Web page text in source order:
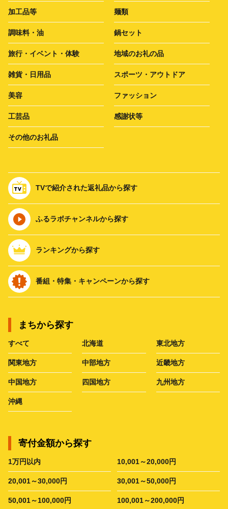
加工品等 麺類
調味料・油 鍋セット
旅行・イベント・体験 地域のお礼の品
雑貨・日用品 スポーツ・アウトドア
美容 ファッション
工芸品 感謝状等
その他のお礼品
TVで紹介された返礼品から探す
ふるラボチャンネルから探す
ランキングから探す
番組・特集・キャンペーンから探す
まちから探す
すべて 北海道 東北地方
関東地方 中部地方 近畿地方
中国地方 四国地方 九州地方
沖縄
寄付金額から探す
1万円以内 10,001～20,000円
20,001～30,000円 30,001～50,000円
50,001～100,000円 100,001～200,000円